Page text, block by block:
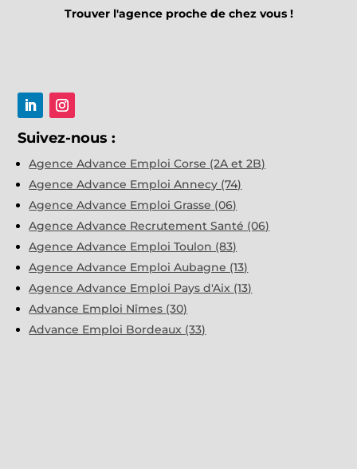
Trouver l'agence proche de chez vous !
Suivez-nous :
Agence Advance Emploi Corse (2A et 2B)
Agence Advance Emploi Annecy (74)
Agence Advance Emploi Grasse (06)
Agence Advance Recrutement Santé (06)
Agence Advance Emploi Toulon (83)
Agence Advance Emploi Aubagne (13)
Agence Advance Emploi Pays d'Aix (13)
Advance Emploi Nîmes (30)
Advance Emploi Bordeaux (33)